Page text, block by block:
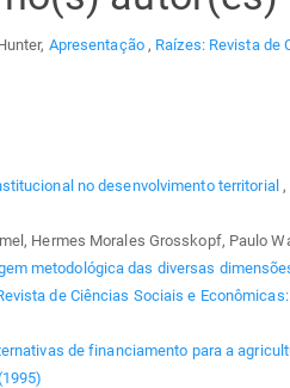
Apresentação , Raízes: Revista de
no desenvolvimento territorial ,
Hermes Morales Grosskopf, Paulo
metodológica das diversas
de Ciências Sociais e Econômicas:
de financiamento para a